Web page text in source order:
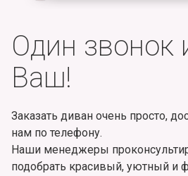
Один звонок
Ваш!
Заказать диван очень просто,
нам по телефону.
Наши менеджеры
подобрать красивый, уютный и